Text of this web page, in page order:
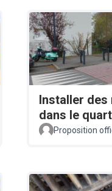
Installer des
dans le
Proposition